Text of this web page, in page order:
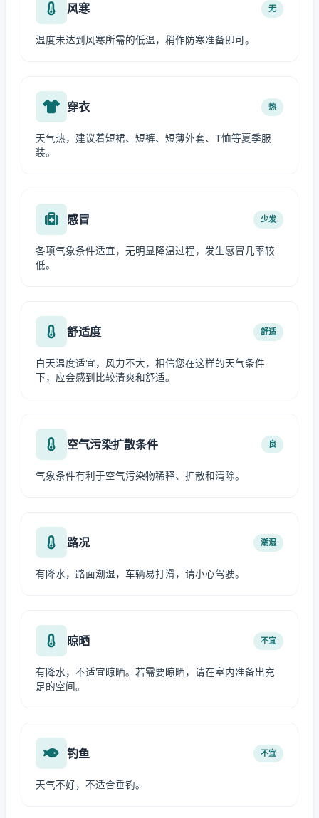
风寒 无
温度未达到风寒所需的低温，稍作防寒准备即可。
穿衣 热
天气热，建议着短裙、短裤、短薄外套、T恤等夏季服
装。
感冒 少发
各项气象条件适宜，无明显降温过程，发生感冒几率较
低。
舒适度 舒适
白天温度适宜，风力不大，相信您在这样的天气条件
下，应会感到比较清爽和舒适。
空气污染扩散条件 良
气象条件有利于空气污染物稀释、扩散和清除。
路况 潮湿
有降水，路面潮湿，车辆易打滑，请小心驾驶。
晾晒 不宜
有降水，不适宜晾晒。若需要晾晒，请在室内准备出充
足的空间。
钓鱼 不宜
天气不好，不适合垂钓。